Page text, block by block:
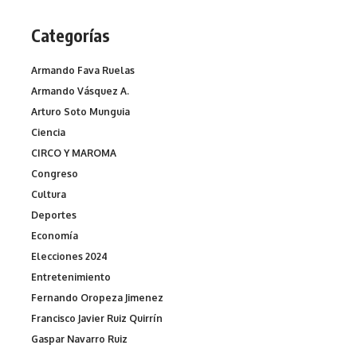
Categorías
Armando Fava Ruelas
Armando Vásquez A.
Arturo Soto Munguia
Ciencia
CIRCO Y MAROMA
Congreso
Cultura
Deportes
Economía
Elecciones 2024
Entretenimiento
Fernando Oropeza Jimenez
Francisco Javier Ruiz Quirrín
Gaspar Navarro Ruiz